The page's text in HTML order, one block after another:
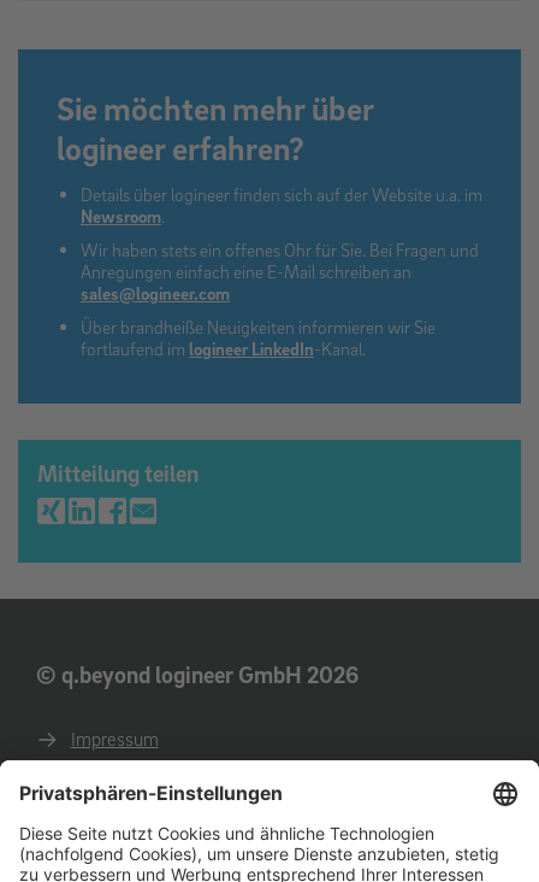
Sie möchten mehr über
logineer erfahren?
Details über logineer finden sich auf der Website u.a. im
Newsroom
Wir haben stets ein offenes Ohr für Sie. Bei Fragen und
Anregungen einfach eine E-Mail schreiben an
sales@logineer.com
Über brandheiße Neuigkeiten informieren wir Sie
fortlaufend im logineer LinkedIn-Kanal.
Mitteilung teilen
© q.beyond logineer GmbH 2026
Impressum
AGB
AEB
Verhaltenskodex für Geschäftspartner